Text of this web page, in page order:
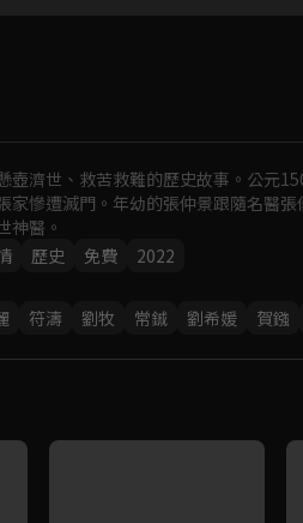
諒
壺濟世、救苦救難的歷史故事。公元
家慘遭滅門。年幼的張仲景跟隨名醫
神醫。
歷史 免費 2022
符濤 劉牧 常鋮 劉希媛 賀鏹